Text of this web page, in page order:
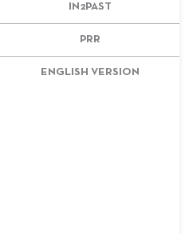
IN2PAST
PRR
ENGLISH VERSION